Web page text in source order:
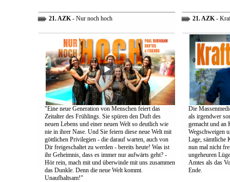
21. AZK- Nur noch hoch
"Eine neue Generation von Menschen feiert das
Zeitalter des Frühlings. Sie spüren den Duft des
neuen Lebens und einer neuen Welt so deutlich wie
nie in ihrer Nase. Und Sie feiern diese neue Welt mit
göttlichen Privilegien - die darauf warten, auch von
Dir freigeschaltet zu werden - bereits heute! Was ist
ihr Geheimnis, dass es immer nur aufwärts geht? -
Hör rein, mach mit und überwinde mit uns zusammen
das Dunkle. Denn die neue Welt kommt.
Unaufhaltsam!"
21. AZK-
Die
als irgendwer
gemacht und an
Wegschweigen
Lage, sämtliche
nun mal nicht
ungeheuren
Amtes als das
Ende.